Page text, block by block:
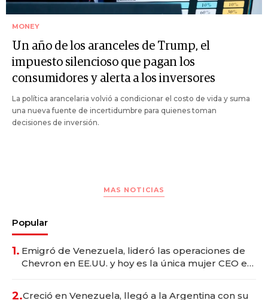
MONEY
Un año de los aranceles de Trump, el
impuesto silencioso que pagan los
consumidores y alerta a los inversores
La política arancelaria volvió a condicionar el costo de vida y suma
una nueva fuente de incertidumbre para quienes toman
decisiones de inversión.
MAS NOTICIAS
Popular
1. Emigró de Venezuela, lideró las operaciones de
Chevron en EE.UU. y hoy es la única mujer CEO en
2.Creció en Venezuela, llegó a la Argentina con su